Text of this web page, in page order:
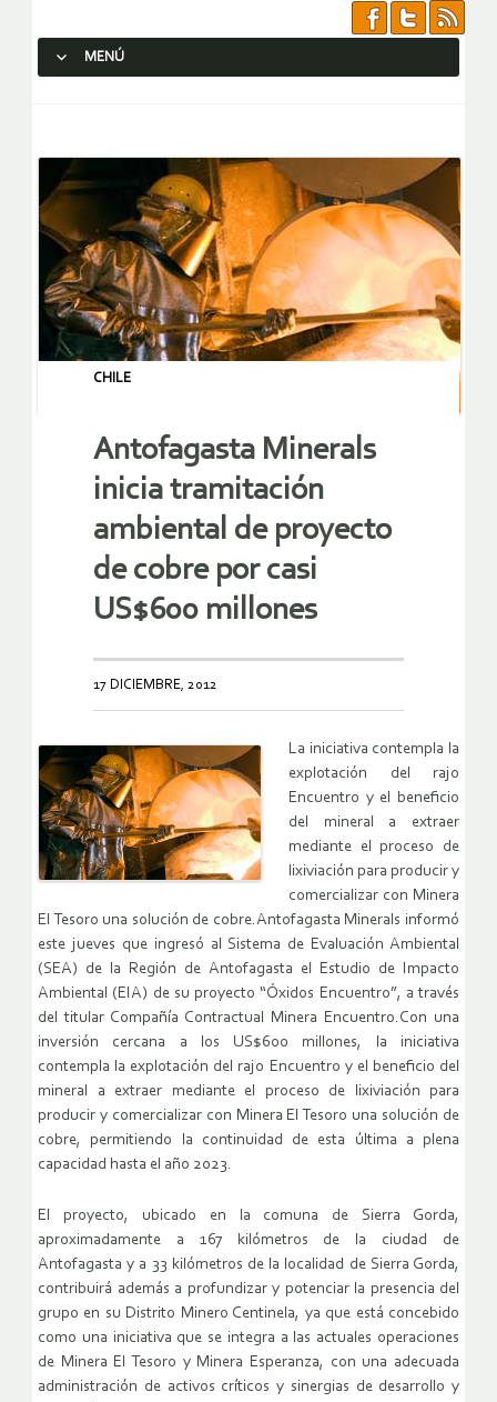
MENÚ
CHILE
Antofagasta Minerals
inicia tramitación
ambiental de proyecto
de cobre por casi
US$600 millones
17 DICIEMBRE, 2012
La iniciativa contempla la
explotación del rajo
Encuentro y el beneficio
del mineral a extraer
mediante el proceso de
lixiviación para producir y
comercializar con Minera
El Tesoro una solución de cobre.Antofagasta Minerals informó
este jueves que ingresó al Sistema de Evaluación Ambiental
(SEA) de la Región de Antofagasta el Estudio de Impacto
Ambiental (EIA) de su proyecto “Óxidos Encuentro”, a través
del titular Compañía Contractual Minera Encuentro.Con una
inversión cercana a los US$600 millones, la iniciativa
contempla la explotación del rajo Encuentro y el beneficio del
mineral a extraer mediante el proceso de lixiviación para
producir y comercializar con Minera El Tesoro una solución de
cobre, permitiendo la continuidad de esta última a plena
capacidad hasta el año 2023.
El proyecto, ubicado en la comuna de Sierra Gorda,
aproximadamente a 167 kilómetros de la ciudad de
Antofagasta y a 33 kilómetros de la localidad de Sierra Gorda,
contribuirá además a profundizar y potenciar la presencia del
grupo en su Distrito Minero Centinela, ya que está concebido
como una iniciativa que se integra a las actuales operaciones
de Minera El Tesoro y Minera Esperanza, con una adecuada
administración de activos críticos y sinergias de desarrollo y